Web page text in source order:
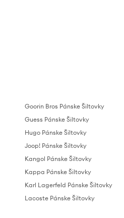
Goorin Bros Pánske Šiltovky
Guess Pánske Šiltovky
Hugo Pánske Šiltovky
Joop! Pánske Šiltovky
Kangol Pánske Šiltovky
Kappa Pánske Šiltovky
Karl Lagerfeld Pánske Šiltovky
Lacoste Pánske Šiltovky